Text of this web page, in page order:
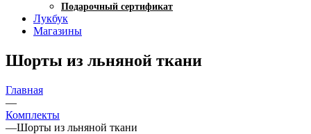
Подарочный сертификат
Лукбук
Магазины
Шорты из льняной ткани
Главная
—
Комплекты
—Шорты из льняной ткани